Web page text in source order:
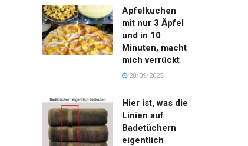
Apfelkuchen
mit nur 3 Äpfel
und in 10
Minuten, macht
mich verrückt
28/09/2025
Hier ist, was die
Linien auf
Badetüchern
eigentlich